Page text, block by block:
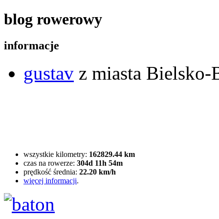
blog rowerowy
informacje
gustav z miasta Bielsko-
wszystkie kilometry: 162829.44 km
czas na rowerze: 304d 11h 54m
prędkość średnia: 22.20 km/h
więcej informacji.